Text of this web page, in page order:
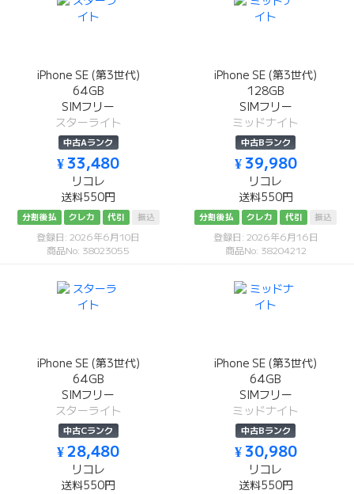
iPhone SE (第3世代)
64GB
SIMフリー
スターライト
中古Aランク
¥ 33,480
リコレ
送料550円
分割後払 クレカ 代引 振込
登録日: 2026年6月10日
商品No: 38023055
iPhone SE (第3世代)
128GB
SIMフリー
ミッドナイト
中古Bランク
¥ 39,980
リコレ
送料550円
分割後払 クレカ 代引 振込
登録日: 2026年6月16日
商品No: 38204212
iPhone SE (第3世代)
64GB
SIMフリー
スターライト
中古Cランク
¥ 28,480
リコレ
送料550円
iPhone SE (第3世代)
64GB
SIMフリー
ミッドナイト
中古Bランク
¥ 30,980
リコレ
送料550円